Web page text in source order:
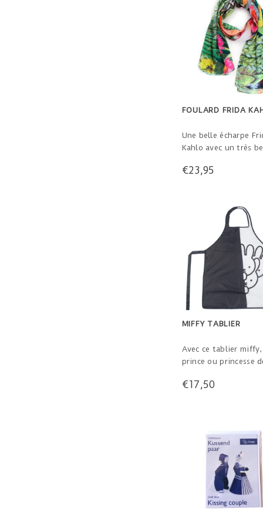
FOULARD FRIDA
Une belle écharpe
Kahlo avec un très
intenses. L'écharpe
agréable à porter et
magnifiquement. 145
Matière : imitation
% polyester
€23,95
MIFFY TABLIER
Avec ce tablier miffy,
prince ou princesse
cuisiner ou de
€17,50